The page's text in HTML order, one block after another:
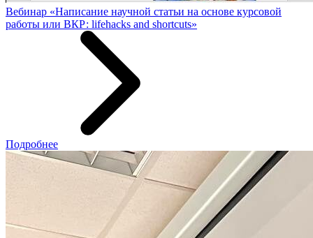
Вебинар «Написание научной статьи на основе курсовой
работы или ВКР: lifehacks and shortcuts»
Подробнее